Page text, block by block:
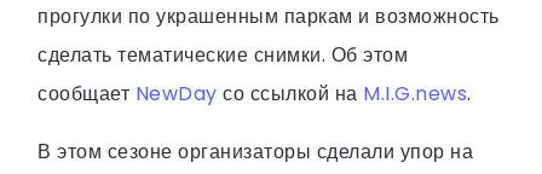
прогулки по украшенным паркам и возможность
сделать тематические снимки. Об этом
сообщает NewDay со ссылкой на M.I.G.news.
В этом сезоне организаторы сделали упор на